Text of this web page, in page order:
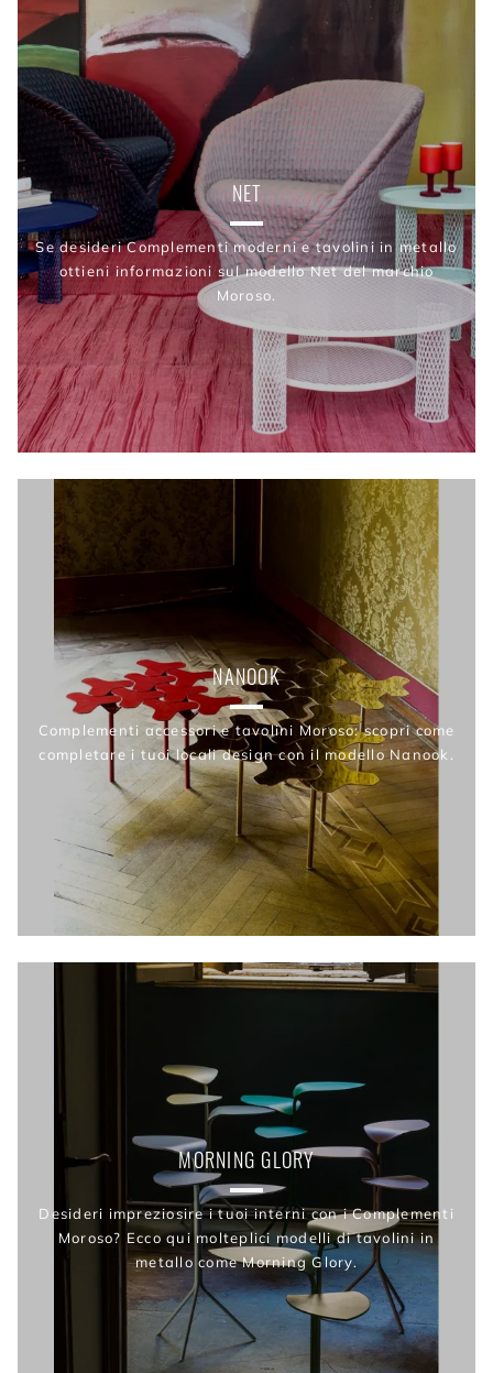
NET
Se desideri Complementi moderni e tavolini in metallo
ottieni informazioni sul modello Net del marchio
Moroso.
NANOOK
Complementi accessori e tavolini Moroso: scopri come
completare i tuoi locali design con il modello Nanook.
MORNING GLORY
Desideri impreziosire i tuoi interni con i Complementi
Moroso? Ecco qui molteplici modelli di tavolini in
metallo come Morning Glory.